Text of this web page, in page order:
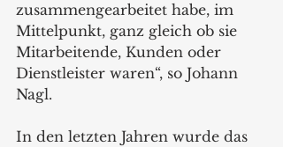
zusammengearbeitet habe, im
Mittelpunkt, ganz gleich ob sie
Mitarbeitende, Kunden oder
Dienstleister waren“, so Johann
Nagl.
In den letzten Jahren wurde das